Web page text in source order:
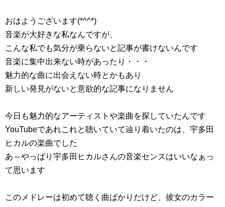
おはようございます(*^^*)
音楽が大好きな私なんですが、
こんな私でも気分が乗らないと記事が書けないんです
音楽に集中出来ない時があったり・・・
魅力的な曲に出会えない時とかもあり
新しい発見がないと意欲的な記事になりません
今日も魅力的なアーティストや楽曲を探していたんです
YouTubeであれこれと聴いていて辿り着いたのは、宇多田
ヒカルの楽曲でした
あ～やっぱり宇多田ヒカルさんの音楽センスはいいなぁっ
て思います
このメドレーは初めて聴く曲ばかりだけど、彼女のカラー